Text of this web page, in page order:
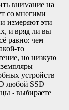
внимание на
со многими
измеряют эти
и вряд ли вы
равно: чем
то
но низкую
устройств
любой SSD
- выбираете